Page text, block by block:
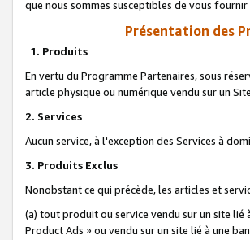
que nous sommes susceptibles de vous
Présentation des
1. Produits
En vertu du Programme Partenaires, sous
article physique ou numérique vendu sur un
2. Services
Aucun service, à l'exception des Services à
3. Produits Exclus
Nonobstant ce qui précède, les articles et
(a) tout produit ou service vendu sur un site
Product Ads » ou vendu sur un site lié à une